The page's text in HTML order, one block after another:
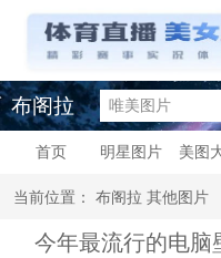
布阁拉
首页 明星图片 美图
当前位置： 布阁拉 其他图片
今年最流行的电脑